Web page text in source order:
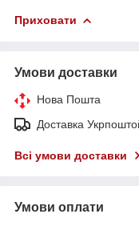
Приховати
Умови доставки
Нова Пошта
Доставка
Всі умови доставки
Умови оплати